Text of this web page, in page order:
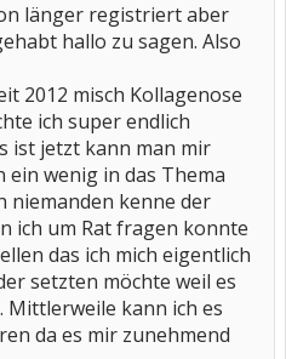
länger registriert aber
hallo zu sagen. Also
2012 misch Kollagenose
ich super endlich
ist jetzt kann man mir
ein wenig in das Thema
niemanden kenne der
ich um Rat fragen konnte
das ich mich eigentlich
setzten möchte weil es
kann ich es
da es mir zunehmend